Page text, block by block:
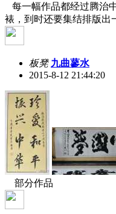
每一幅作品都经过腾治
裱，到时还要集结排版出
板凳 九曲蓼水
2015-8-12 21:44:20
部分作品